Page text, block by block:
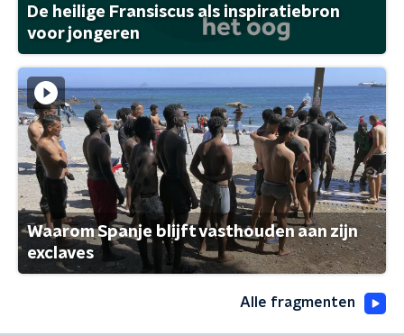
De heilige Fransiscus als inspiratiebron
voor jongeren
Waarom Spanje blijft vasthouden aan zijn
exclaves
Alle fragmenten